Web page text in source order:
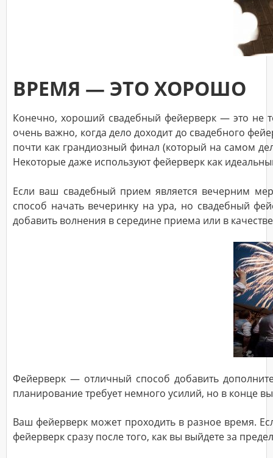
ВРЕМЯ — ЭТО ХОРОШО
Конечно, хороший свадебный фейерверк — это не
очень важно, когда дело доходит до свадебного
почти как грандиозный финал (который на самом
Некоторые даже используют фейерверк как
Если ваш свадебный прием является вечерним
способ начать вечеринку на ура, но свадебный
добавить волнения в середине приема или в
Фейерверк — отличный способ добавить
планирование требует немного усилий, но в конце
Ваш фейерверк может проходить в разное время.
фейерверк сразу после того, как вы выйдете за